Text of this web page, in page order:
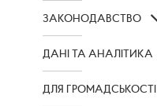
ЗАКОНОДАВСТВО
ДАНІ ТА АНАЛІТИКА
ДЛЯ ГРОМАДСЬКОСТІ